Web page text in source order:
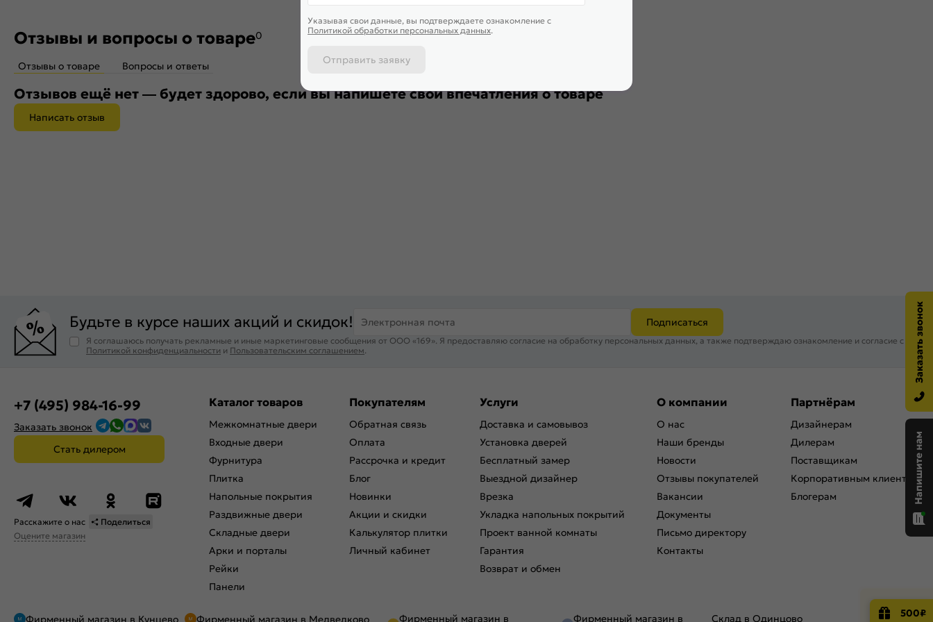
Отзывы и вопросы о товаре0
Отзывы о товаре Вопросы и ответы
Отзывов ещё нет — будет здорово, если вы напишете свои впечатления о товаре
Написать отзыв
Будьте в курсе наших акций и скидок! Электронная почта Подписаться
Я соглашаюсь получать рекламные и иные маркетинговые сообщения от ООО «169». Я предоставляю согласие на обработку персональных данных, а также подтверждаю ознакомление и согласие с
Политикой конфиденциальности и Пользовательским соглашением
+7 (495) 984-16-99
Заказать звонок
Стать дилером
Расскажите о нас
Поделиться
Оцените магазин
Каталог товаров
Межкомнатные двери
Входные двери
Фурнитура
Плитка
Напольные покрытия
Раздвижные двери
Складные двери
Арки и порталы
Рейки
Панели
Покупателям
Обратная связь
Оплата
Рассрочка и кредит
Блог
Новинки
Акции и скидки
Калькулятор плитки
Личный кабинет
Услуги
Доставка и самовывоз
Установка дверей
Бесплатный замер
Выездной дизайнер
Врезка
Укладка напольных покрытий
Проект ванной комнаты
Гарантия
Возврат и обмен
О компании
О нас
Наши бренды
Новости
Отзывы покупателей
Вакансии
Документы
Письмо директору
Контакты
Партнёрам
Дизайнерам
Дилерам
Поставщикам
Корпоративным клиентам
Блогерам
Фирменный магазин в Кунцево Фирменный магазин в Медведково Фирменный магазин в Фирменный магазин в Склад в Одинцово 500₽
Указывая свои данные, вы подтверждаете ознакомление c
Политикой обработки персональных данных.
Отправить заявку